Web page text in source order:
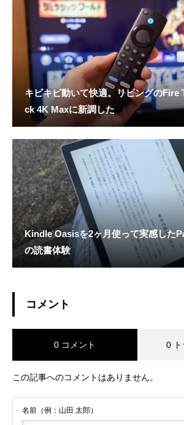
キビキビ動いて快適。リビングのFire
ck 4K Maxに新調した
Kindle Oasisを2ヶ月使って実感した
の読書体験
コメント
0 コメント 0 ト
この記事へのコメントはありません。
名前（例：山田 太郎）